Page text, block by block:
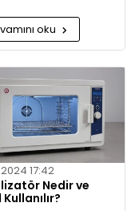
oku
17:42
Nedir ve
Kullanılır?